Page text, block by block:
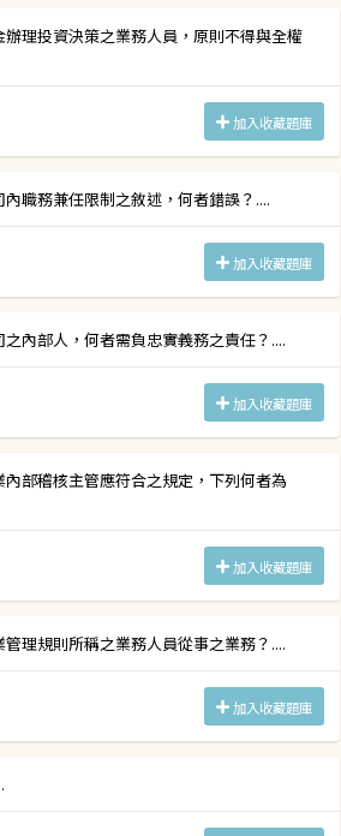
辦理投資決策之業務人員，原則不得與全權
加入收藏題庫
職務兼任限制之敘述，何者錯誤？....
加入收藏題庫
內部人，何者需負忠實義務之責任？....
加入收藏題庫
部稽核主管應符合之規定，下列何者為
加入收藏題庫
理規則所稱之業務人員從事之業務？....
加入收藏題庫